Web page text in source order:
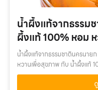
น้ำผึ้งแท้จากธรรม
ผึ้งแท้ 100% หอม
ถูก
น้ำผึ้งแท้จากธรรมชาตินครนาย
หวานเพื่อสุขภาพ กับ น้ำผึ้งแท้
ไทยน้ำผึ้งแท้จากธรรมชาตินคร